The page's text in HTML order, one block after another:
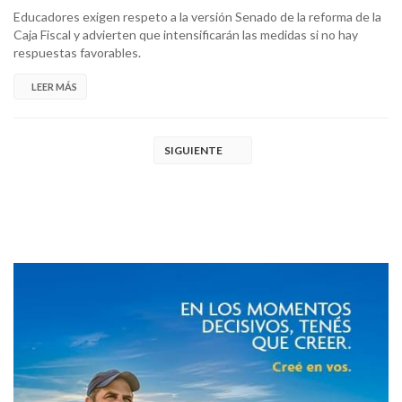
Educadores exigen respeto a la versión Senado de la reforma de la
Caja Fiscal y advierten que intensificarán las medidas si no hay
respuestas favorables.
LEER MÁS
SIGUIENTE